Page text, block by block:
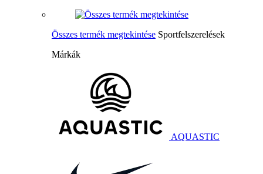
Összes termék megtekintése Sportfelszerelések
Márkák
AQUASTIC